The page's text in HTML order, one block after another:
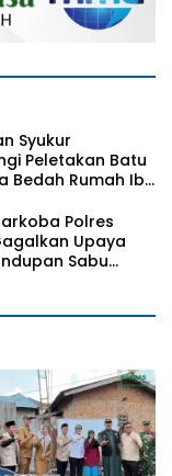
Syukur
Peletakan Batu
Bedah Rumah Ibu
Polres
Upaya
Sabu